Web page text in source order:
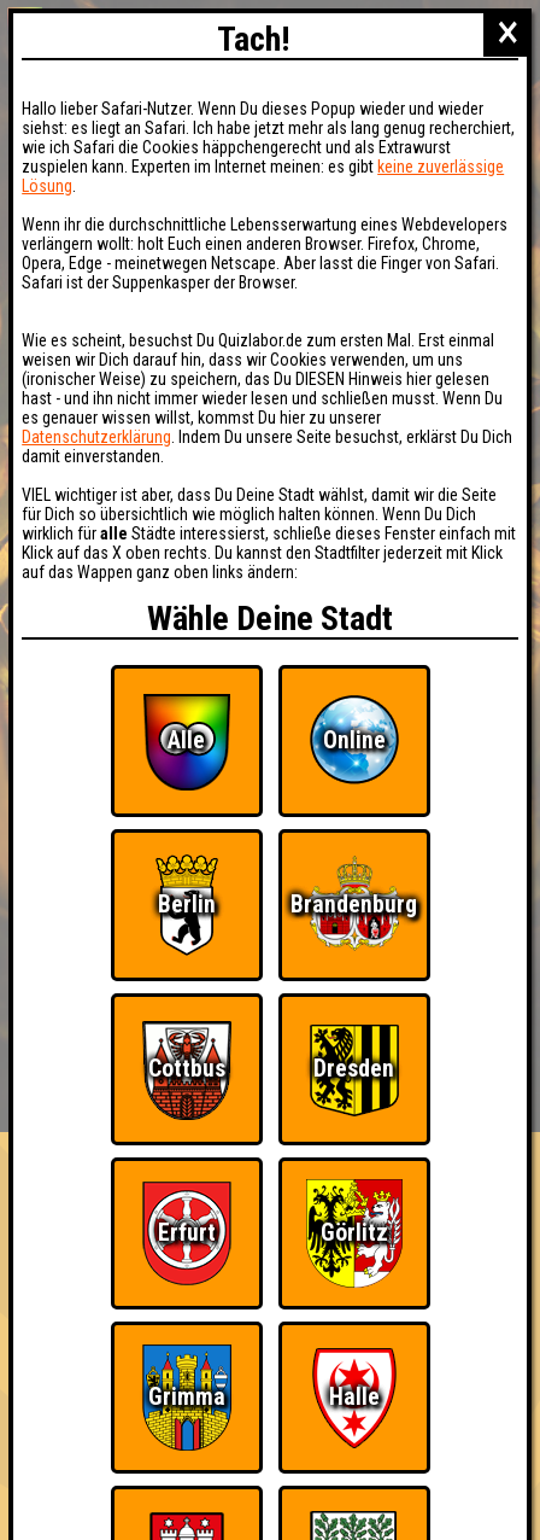
HIGHSCORE RESERVIERUNG
FAQ ÜBER UNS
Seitenquiz Berlin #146
Chill mal · 09.06.2017 · Frannz Club
Angemeldete Teams
×
Tach!
Hallo lieber Safari-Nutzer. Wenn Du dieses Popup wieder und wieder
siehst: es liegt an Safari. Ich habe jetzt mehr als lang genug recherchiert,
wie ich Safari die Cookies häppchengerecht und als Extrawurst
zuspielen kann. Experten im Internet meinen: es gibt keine zuverlässige
Lösung
Wenn ihr die durchschnittliche Lebensserwartung eines Webdevelopers
verlängern wollt: holt Euch einen anderen Browser. Firefox, Chrome,
Opera, Edge - meinetwegen Netscape. Aber lasst die Finger von Safari.
Safari ist der Suppenkasper der Browser.
Wie es scheint, besuchst Du Quizlabor.de zum ersten Mal. Erst einmal
weisen wir Dich darauf hin, dass wir Cookies verwenden, um uns
(ironischer Weise) zu speichern, das Du DIESEN Hinweis hier gelesen
hast - und ihn nicht immer wieder lesen und schließen musst. Wenn Du
es genauer wissen willst, kommst Du hier zu unserer
Datenschutzerklärung . Indem Du unsere Seite besuchst, erklärst Du Dich
damit einverstanden.
VIEL wichtiger ist aber, dass Du Deine Stadt wählst, damit wir die Seite
für Dich so übersichtlich wie möglich halten können. Wenn Du Dich
wirklich füralle Städte interessierst, schließe dieses Fenster einfach mit
Klick auf das X oben rechts. Du kannst den Stadtfilter jederzeit mit Klick
auf das Wappen ganz oben links ändern:
Wähle Deine Stadt
Alle Online
Berlin Brandenburg
Cottbus Dresden
Erfurt Görlitz
Grimma Halle